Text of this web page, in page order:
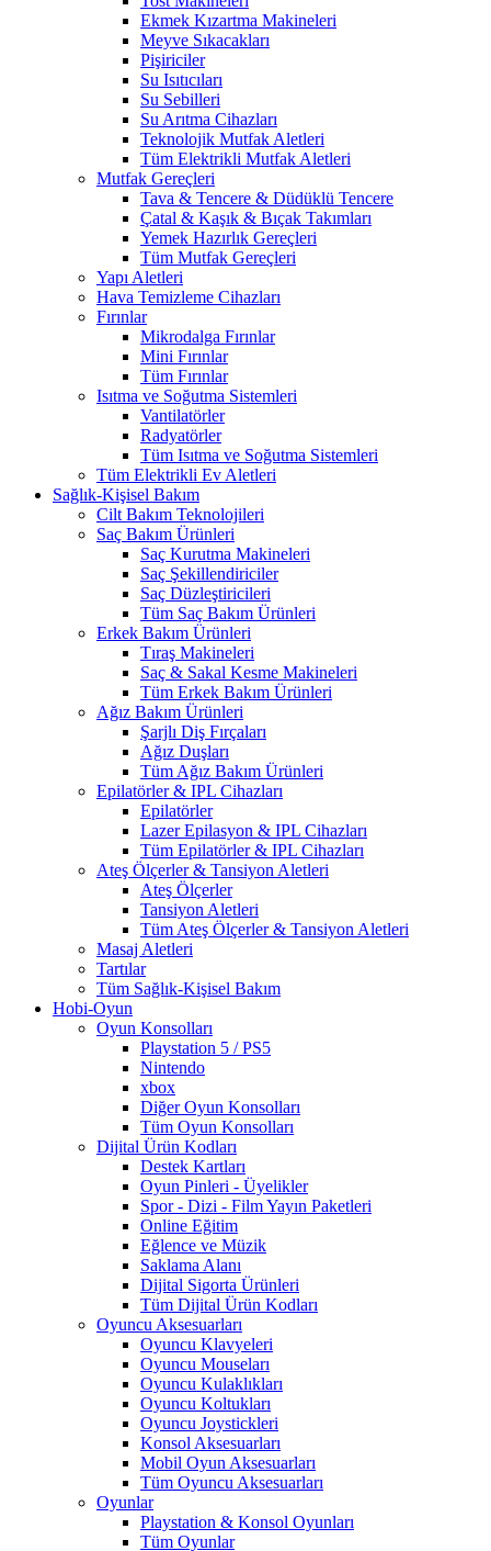
Ekmek Kızartma Makineleri
Meyve Sıkacakları
Pişiriciler
Su Isıtıcıları
Su Sebilleri
Su Arıtma Cihazları
Teknolojik Mutfak Aletleri
Tüm Elektrikli Mutfak Aletleri
Mutfak Gereçleri
Tava & Tencere & Düdüklü Tencere
Çatal & Kaşık & Bıçak Takımları
Yemek Hazırlık Gereçleri
Tüm Mutfak Gereçleri
Yapı Aletleri
Hava Temizleme Cihazları
Fırınlar
Mikrodalga Fırınlar
Mini Fırınlar
Tüm Fırınlar
Isıtma ve Soğutma Sistemleri
Vantilatörler
Radyatörler
Tüm Isıtma ve Soğutma Sistemleri
Tüm Elektrikli Ev Aletleri
Sağlık-Kişisel Bakım
Cilt Bakım Teknolojileri
Saç Bakım Ürünleri
Saç Kurutma Makineleri
Saç Şekillendiriciler
Saç Düzleştiricileri
Tüm Saç Bakım Ürünleri
Erkek Bakım Ürünleri
Tıraş Makineleri
Saç & Sakal Kesme Makineleri
Tüm Erkek Bakım Ürünleri
Ağız Bakım Ürünleri
Şarjlı Diş Fırçaları
Ağız Duşları
Tüm Ağız Bakım Ürünleri
Epilatörler & IPL Cihazları
Epilatörler
Lazer Epilasyon & IPL Cihazları
Tüm Epilatörler & IPL Cihazları
Ateş Ölçerler & Tansiyon Aletleri
Ateş Ölçerler
Tansiyon Aletleri
Tüm Ateş Ölçerler & Tansiyon Aletleri
Masaj Aletleri
Tartılar
Tüm Sağlık-Kişisel Bakım
Hobi-Oyun
Oyun Konsolları
Playstation 5 / PS5
Nintendo
xbox
Diğer Oyun Konsolları
Tüm Oyun Konsolları
Dijital Ürün Kodları
Destek Kartları
Oyun Pinleri - Üyelikler
Spor - Dizi - Film Yayın Paketleri
Online Eğitim
Eğlence ve Müzik
Saklama Alanı
Dijital Sigorta Ürünleri
Tüm Dijital Ürün Kodları
Oyuncu Aksesuarları
Oyuncu Klavyeleri
Oyuncu Mouseları
Oyuncu Kulaklıkları
Oyuncu Koltukları
Oyuncu Joystickleri
Konsol Aksesuarları
Mobil Oyun Aksesuarları
Tüm Oyuncu Aksesuarları
Oyunlar
Playstation & Konsol Oyunları
Tüm Oyunlar